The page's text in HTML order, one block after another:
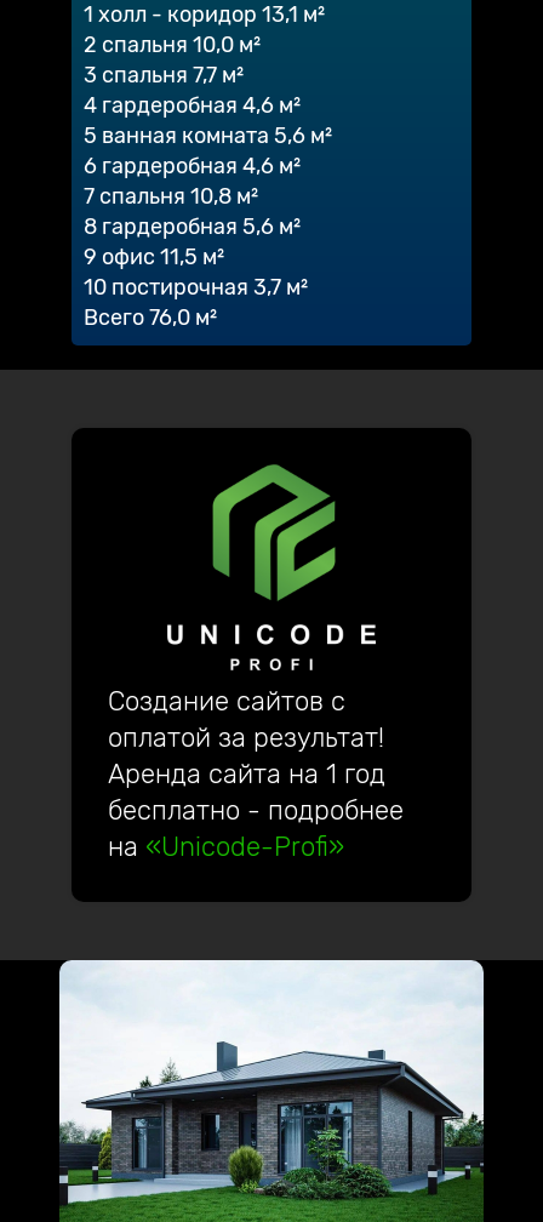
1 холл - коридор 13,1 м²
2 спальня 10,0 м²
3 спальня 7,7 м²
4 гардеробная 4,6 м²
5 ванная комната 5,6 м²
6 гардеробная 4,6 м²
7 спальня 10,8 м²
8 гардеробная 5,6 м²
9 офис 11,5 м²
10 постирочная 3,7 м²
Всего 76,0 м²
Создание сайтов с
оплатой за результат!
Аренда сайта на 1 год
бесплатно - подробнее
на «Unicode-Profi»